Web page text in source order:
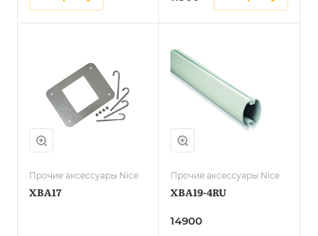
Прочие аксессуары Nice
XBA17
Прочие аксессуары Nice
XBA19-4RU
14900